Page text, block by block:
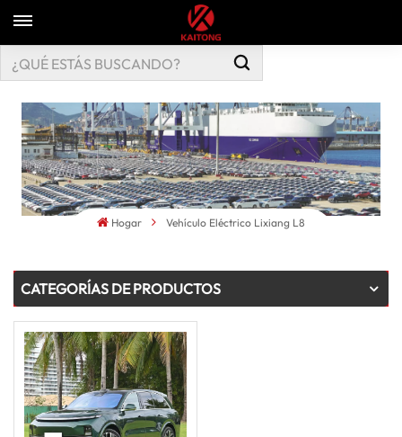
Hogar Vehículo Eléctrico Lixiang L8
CATEGORÍAS DE PRODUCTOS